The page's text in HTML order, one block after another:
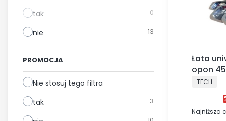
tak
0
nie 13
PROMOCJA
Nie stosuj tego filtra
tak
3
Łata
opon 45
TECH
Najniższa